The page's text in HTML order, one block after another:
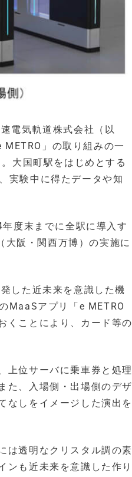
電気軌道株式会社（以
」の取り組みの一
大国町駅をはじめとする
実験中に得たデータや知
度末までに全駅に導入す
阪・関西万博）の実施に
した近未来を意識した機
MaaSアプリ「e METRO
くことにより、カード等の
上位サーバに乗車券と処理
た、入場側・出場側のデザ
なしをイメージした演出を
は透明なクリスタル調の素
ンも近未来を意識した作り